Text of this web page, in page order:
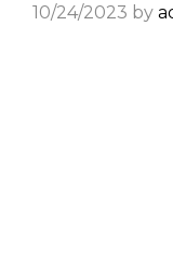
10/24/2023 by